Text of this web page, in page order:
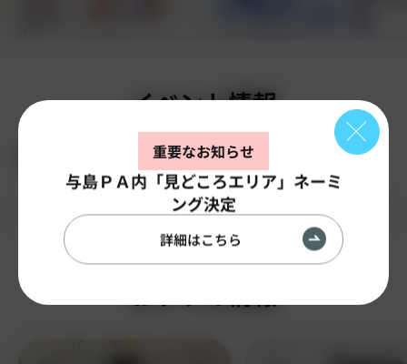
重要なお知らせ
与島ＰＡ内「見どころエリア」ネーミ
ング決定
詳細はこちら
イベント情報
もっと見る